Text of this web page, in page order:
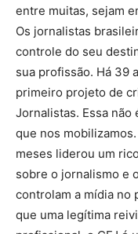
entre muitas, sejam
Os jornalistas
controle do seu
sua profissão. Há 39
primeiro projeto de
Jornalistas. Essa não
que nos
meses liderou um
sobre o jornalismo e
controlam a mídia no
que uma legítima